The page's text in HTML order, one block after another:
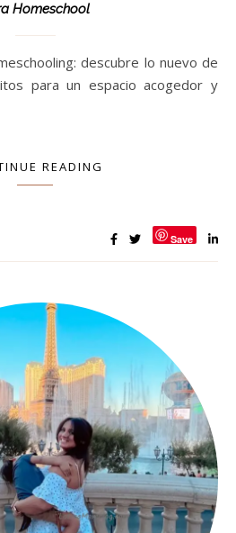
Homeschool
descubre lo nuevo de
para un espacio acogedor y
READING
Save